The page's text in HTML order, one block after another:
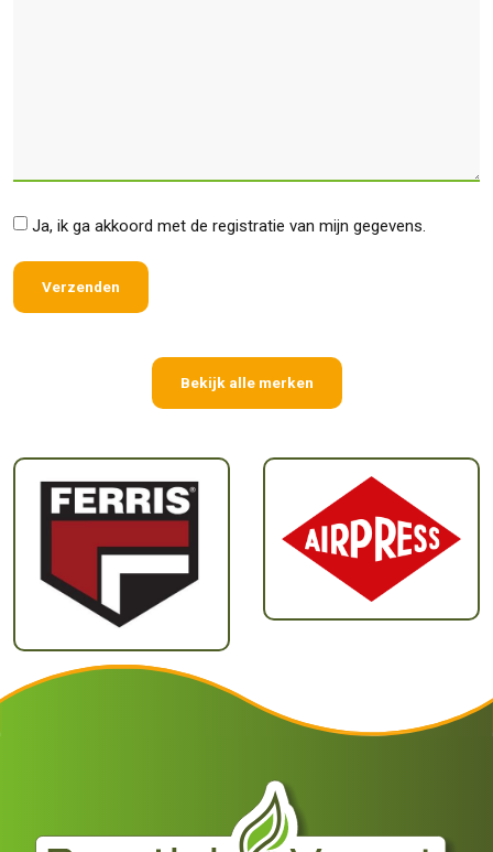
* Ja, ik ga akkoord met de registratie van mijn gegevens.
Bekijk alle merken